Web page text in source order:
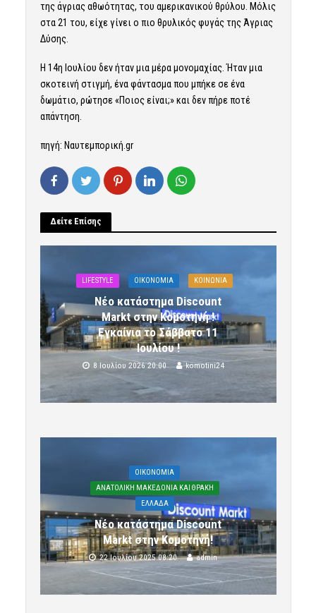
της άγριας αθωότητας, του αμερικανικού θρύλου. Μόλις
στα 21 του, είχε γίνει ο πιο θρυλικός φυγάς της Άγριας
Δύσης.
Η 14η Ιουλίου δεν ήταν μια μέρα μονομαχίας. Ήταν μια
σκοτεινή στιγμή, ένα φάντασμα που μπήκε σε ένα
δωμάτιο, ρώτησε «Ποιος είναι;» και δεν πήρε ποτέ
απάντηση.
πηγή: Ναυτεμπορική.gr
Δείτε Επίσης
LIFESTYLE OIKONOMIA ΚΟΙΝΩΝΙΑ
Νέο κατάστημα Discount
Markt στην Κομοτηνή !
Εγκαίνια το Σάββατο 11
Ιουλίου !
8 Ιουλίου 2026 20:00 komotini24
OIKONOMIA
ΑΝΑΤΟΛΙΚΗ ΜΑΚΕΔΟΝΙΑ ΚΑΙ ΘΡΑΚΗ
ΕΛΛΑΔΑ
Νέο κατάστημα Discount
Markt στην Κομοτηνή!
22 Ιουλίου 2025 08:20 admin